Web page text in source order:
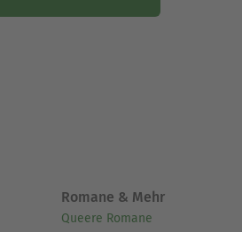
Romane & Mehr
Queere Romane